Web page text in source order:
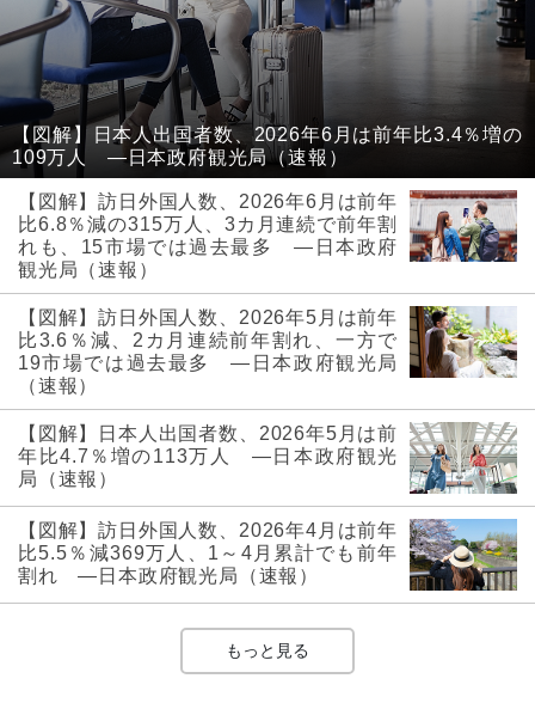
【図解】日本人出国者数、2026年6月は前年比3.4％増の
109万人 ―日本政府観光局（速報）
【図解】訪日外国人数、2026年6月は前年
比6.8％減の315万人、3カ月連続で前年割
れも、15市場では過去最多 ―日本政府
観光局（速報）
【図解】訪日外国人数、2026年5月は前年
比3.6％減、2カ月連続前年割れ、一方で
19市場では過去最多 ―日本政府観光局
（速報）
【図解】日本人出国者数、2026年5月は前
年比4.7％増の113万人 ―日本政府観光
局（速報）
【図解】訪日外国人数、2026年4月は前年
比5.5％減369万人、1～4月累計でも前年
割れ ―日本政府観光局（速報）
もっと見る